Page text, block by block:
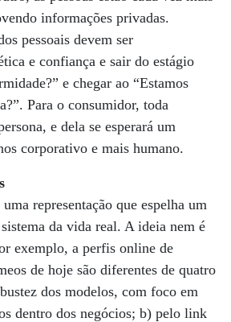
informações privadas.
pessoais devem ser
e confiança e sair do estágio
e chegar ao “Estamos
Para o consumidor, toda
e dela se esperará um
corporativo e mais humano.
representação que espelha um
da vida real. A ideia nem é
exemplo, a perfis online de
de hoje são diferentes de quatro
dos modelos, com foco em
dentro dos negócios; b) pelo link